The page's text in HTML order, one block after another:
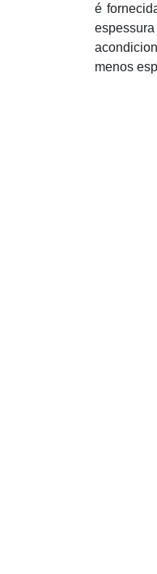
é
menos